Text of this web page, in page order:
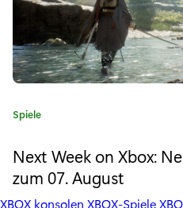
a
t
i
s
t
K
e
g
o
Spiele
Next Week on Xbox:
zum 07. August
XBOX konsolen XBOX-Spiele